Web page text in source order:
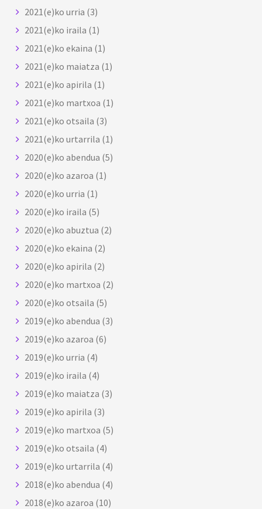
2021(e)ko urria (3)
2021(e)ko iraila (1)
2021(e)ko ekaina (1)
2021(e)ko maiatza (1)
2021(e)ko apirila (1)
2021(e)ko martxoa (1)
2021(e)ko otsaila (3)
2021(e)ko urtarrila (1)
2020(e)ko abendua (5)
2020(e)ko azaroa (1)
2020(e)ko urria (1)
2020(e)ko iraila (5)
2020(e)ko abuztua (2)
2020(e)ko ekaina (2)
2020(e)ko apirila (2)
2020(e)ko martxoa (2)
2020(e)ko otsaila (5)
2019(e)ko abendua (3)
2019(e)ko azaroa (6)
2019(e)ko urria (4)
2019(e)ko iraila (4)
2019(e)ko maiatza (3)
2019(e)ko apirila (3)
2019(e)ko martxoa (5)
2019(e)ko otsaila (4)
2019(e)ko urtarrila (4)
2018(e)ko abendua (4)
2018(e)ko azaroa (10)